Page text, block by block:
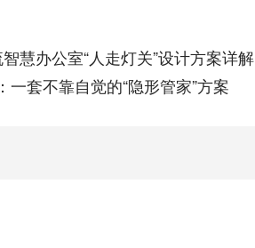
慧办公室“人走灯关”设计方案详解
套不靠自觉的“隐形管家”方案